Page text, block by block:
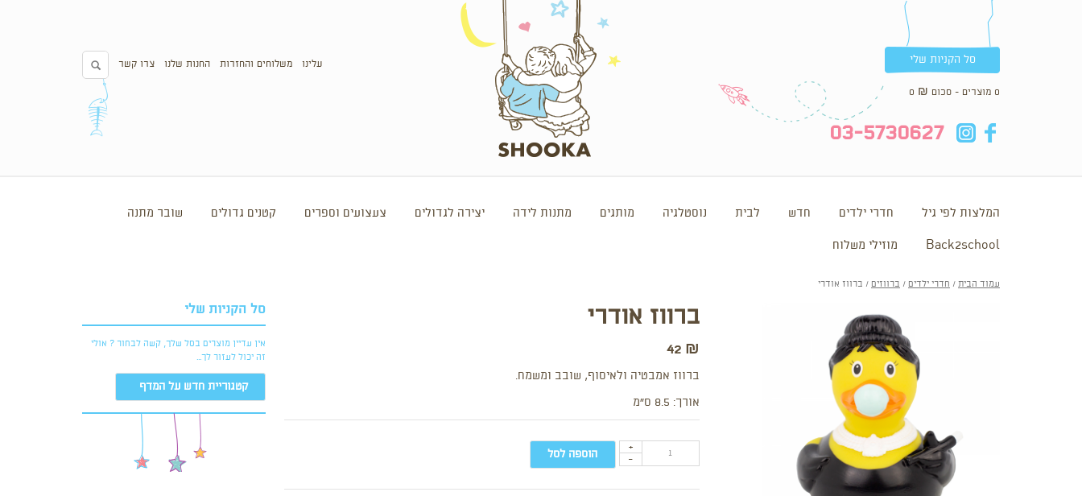
עלינו משלוחים והחזרות החנות שלנו צרו קשר סל הקניות שלי
0 מוצרים - סכום 0 ₪
fb
in
03-5730627
המלצות לפי גיל חדרי ילדים חדש לבית נוסטלגיה מותגים מתנות לידה יצירה לגדולים צעצועים וספרים קטנים גדולים
Back2school מוזילי משלוח
שובר מתנה
עמוד הבית / חדרי ילדים / ברווזים / ברווז אודרי
ברווז אודרי
42 ₪
ברווז אמבטיה ולאיסוף, שובב ומשמח.
אורך: 8.5 ס”מ
-
+ הוספה לסל
סל הקניות שלי
אין עדיין מוצרים בסל שלך, קשה לבחור ? אולי
זה יכול לעזור לך...
קטגוריית חדש על המדף